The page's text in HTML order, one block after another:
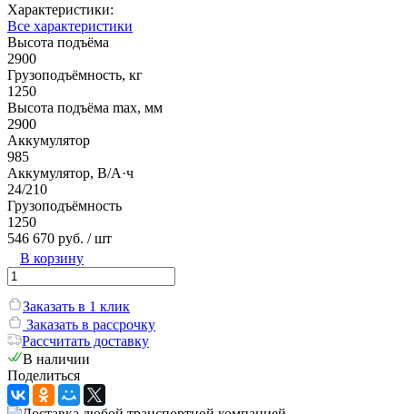
Характеристики:
Все характеристики
Высота подъёма
2900
Грузоподъёмность, кг
1250
Высота подъёма max, мм
2900
Аккумулятор
985
Аккумулятор, В/А·ч
24/210
Грузоподъёмность
1250
546 670 руб. / шт
В корзину
Заказать в 1 клик
Заказать в рассрочку
Рассчитать доставку
В наличии
Поделиться